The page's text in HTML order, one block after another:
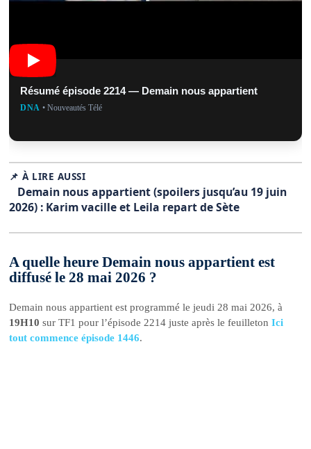
Résumé épisode 2214 — Demain nous appartient
DNA • Nouveautés Télé
📌 À LIRE AUSSI
Demain nous appartient (spoilers jusqu’au 19 juin
2026) : Karim vacille et Leila repart de Sète
A quelle heure Demain nous appartient est
diffusé le 28 mai 2026 ?
Demain nous appartient est programmé le jeudi 28 mai 2026, à
19H10 sur TF1 pour l’épisode 2214 juste après le feuilletonIci
tout commence épisode 1446.